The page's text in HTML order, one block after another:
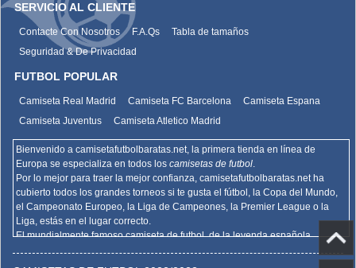
SERVICIO AL CLIENTE
Contacte Con Nosotros F.A.Qs
Tabla de tamaños
Seguridad & De Privacidad
FUTBOL POPULAR
Camiseta Real Madrid Camiseta FC Barcelona
Camiseta Espana
Camiseta Juventus
Camiseta Atletico Madrid
Bienvenido a camisetafutbolbaratas.net, la primera tienda en línea de
Europa se especializa en todos los camisetas de futbol.
Por lo mejor para traer la mejor confianza, camisetafutbolbaratas.netha
cubierto todos los grandes torneos si te gusta el fútbol, la Copa del Mundo,
el Campeonato Europeo, la Liga de Campeones, la Premier League o la
Liga, estás en el lugar correcto.
El mundialmente famoso camiseta de futbol, de la leyenda española